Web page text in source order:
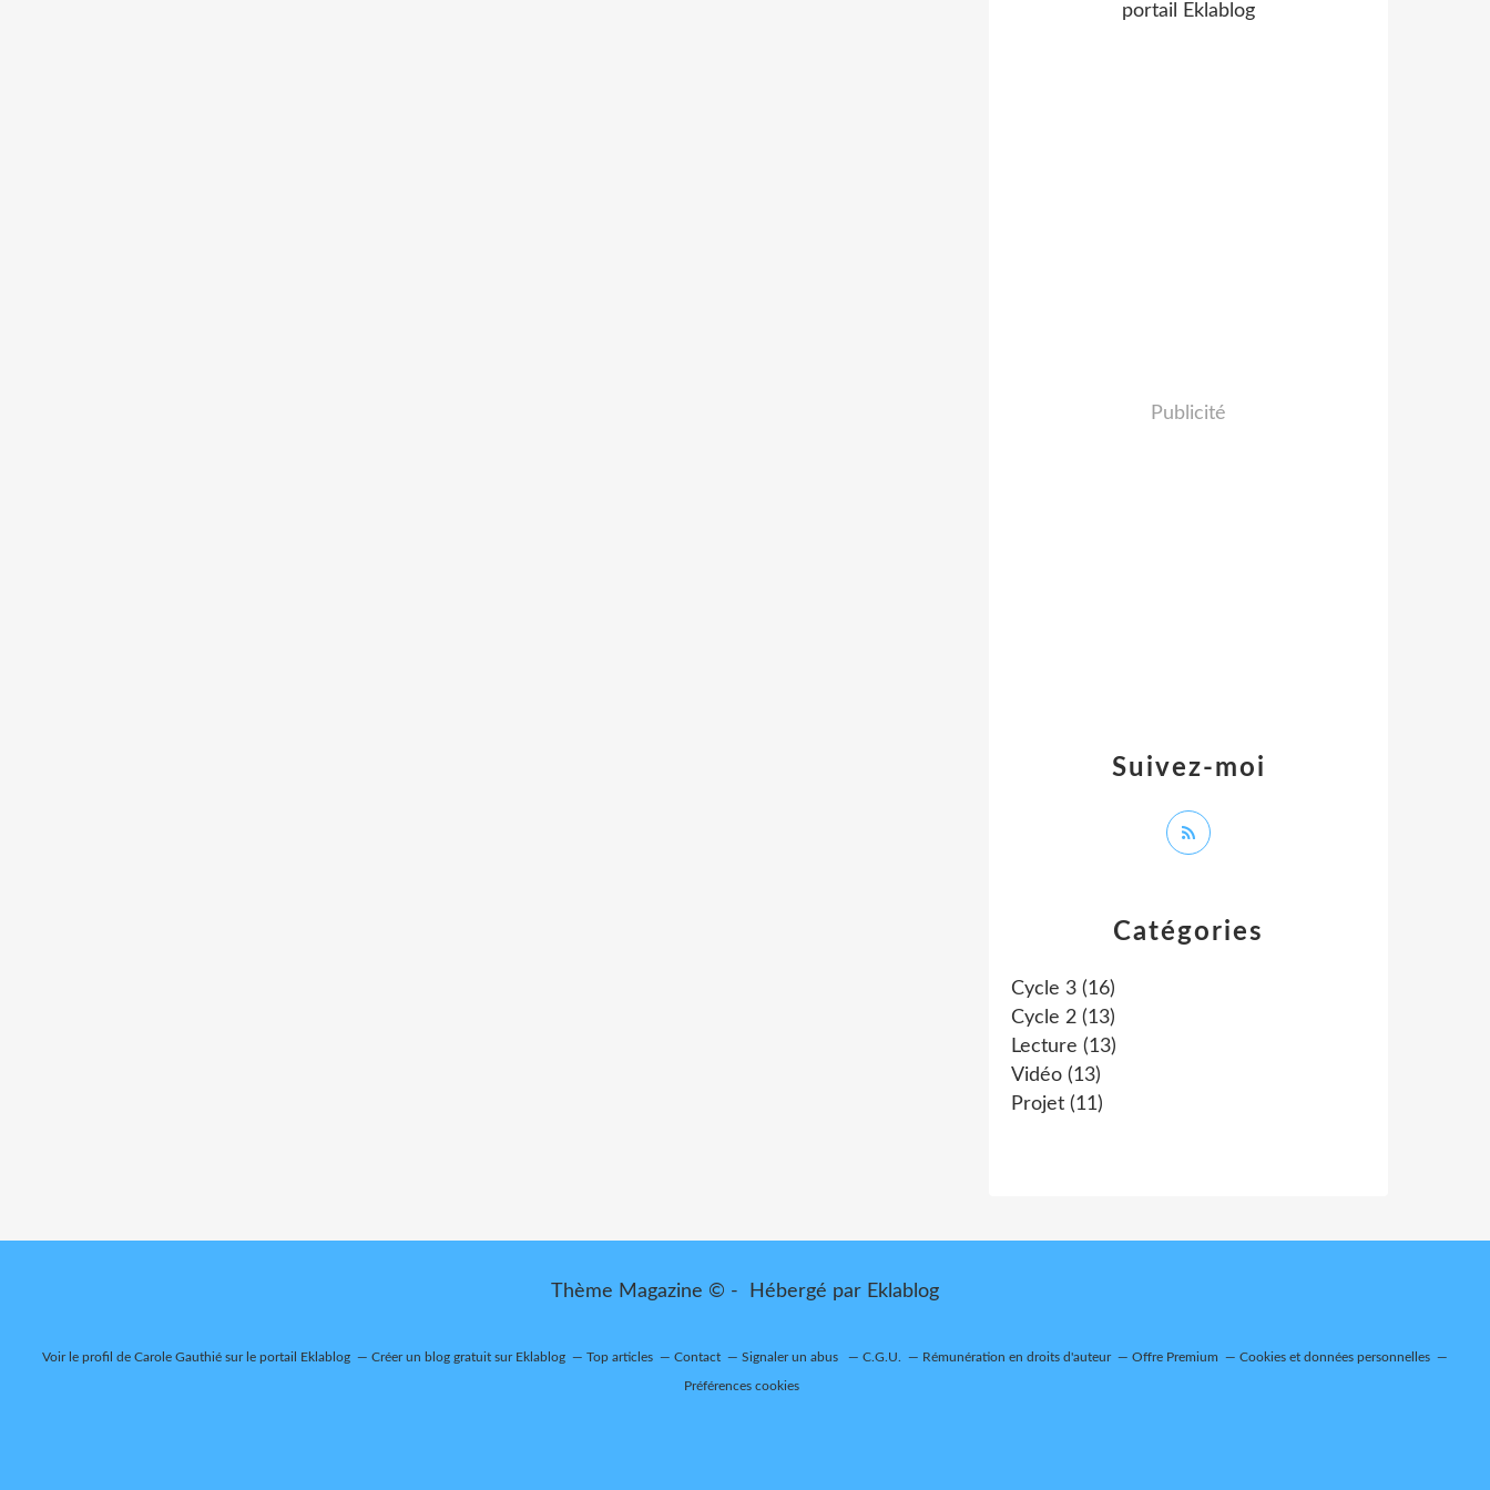
Catégories
Cycle 3 (16)
Cycle 2 (13)
Lecture (13)
Vidéo (13)
Projet (11)
Suivez-moi
portail Eklablog
Publicité
Thème Magazine © - Hébergé par Eklablog
Voir le profil de Carole Gauthié sur le portail Eklablog Créer un blog gratuit sur Eklablog Top articles Contact Signaler un abus C.G.U. Rémunération en droits d'auteur Offre Premium Cookies et données personnelles
Préférences cookies